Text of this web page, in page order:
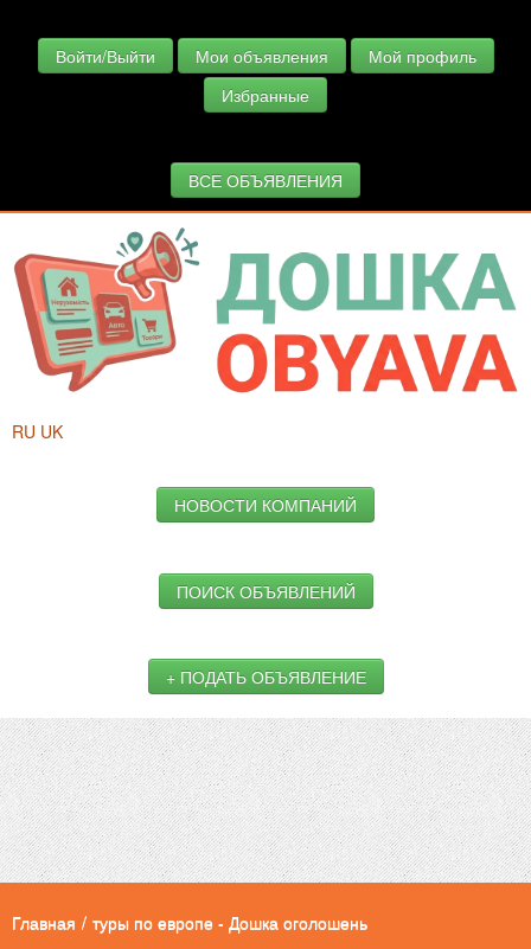
Войти/Выйти Мои объявления
Мой профиль
Избранные
ВСЕ ОБЪЯВЛЕНИЯ
RU UK
НОВОСТИ КОМПАНИЙ
ПОИСК ОБЪЯВЛЕНИЙ
+ ПОДАТЬ ОБЪЯВЛЕНИЕ
Главная / туры по европе - Дошка оголошень